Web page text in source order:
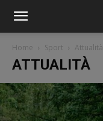
Home Sport Attualità
ATTUALITÀ